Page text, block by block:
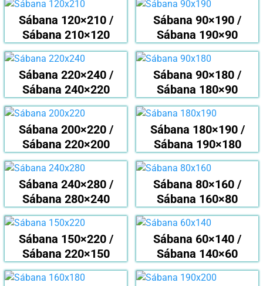
Sábana 120×210 /
Sábana 210×120
Sábana 90×190 /
Sábana 190×90
Sábana 220×240 /
Sábana 240×220
Sábana 90×180 /
Sábana 180×90
Sábana 200×220 /
Sábana 220×200
Sábana 180×190 /
Sábana 190×180
Sábana 240×280 /
Sábana 280×240
Sábana 80×160 /
Sábana 160×80
Sábana 150×220 /
Sábana 220×150
Sábana 60×140 /
Sábana 140×60